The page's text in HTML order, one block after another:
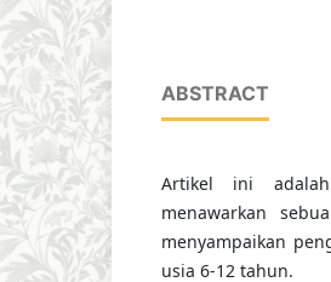
ABSTRACT
Artikel ini
menawarkan
menyampaikan
usia 6-12 tahun.